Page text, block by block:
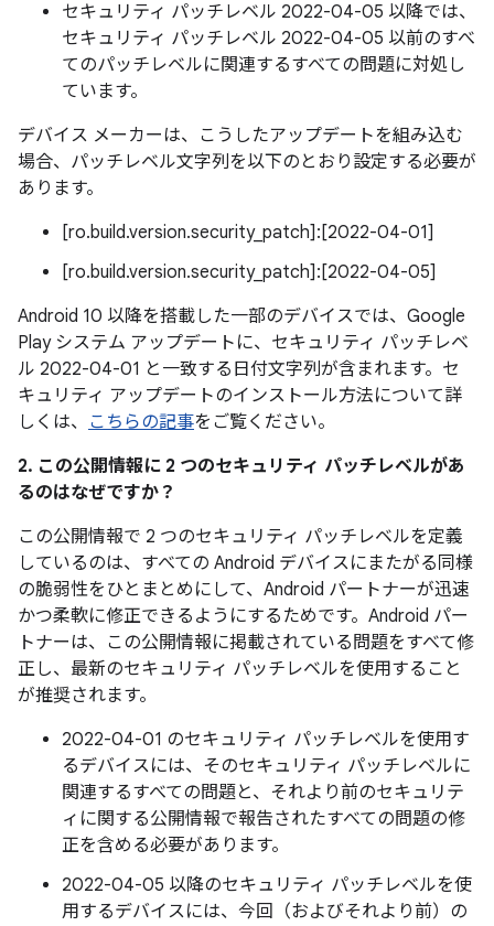
セキュリティ パッチレベル 2022-04-05 以降では、
セキュリティ パッチレベル 2022-04-05 以前のすべ
てのパッチレベルに関連するすべての問題に対処し
ています。
デバイス メーカーは、こうしたアップデートを組み込む
場合、パッチレベル文字列を以下のとおり設定する必要が
あります。
[ro.build.version.security_patch]:[2022-04-01]
[ro.build.version.security_patch]:[2022-04-05]
Android 10 以降を搭載した一部のデバイスでは、Google
Play システム アップデートに、セキュリティ パッチレベ
ル 2022-04-01 と一致する日付文字列が含まれます。セ
キュリティ アップデートのインストール方法について詳
しくは、 こちらの記事をご覧ください。
2. この公開情報に 2 つのセキュリティ パッチレベルがあ
るのはなぜですか？
この公開情報で 2 つのセキュリティ パッチレベルを定義
しているのは、すべての Android デバイスにまたがる同様
の脆弱性をひとまとめにして、Android パートナーが迅速
かつ柔軟に修正できるようにするためです。Android パー
トナーは、この公開情報に掲載されている問題をすべて修
正し、最新のセキュリティ パッチレベルを使用すること
が推奨されます。
2022-04-01 のセキュリティ パッチレベルを使用す
るデバイスには、そのセキュリティ パッチレベルに
関連するすべての問題と、それより前のセキュリテ
ィに関する公開情報で報告されたすべての問題の修
正を含める必要があります。
2022-04-05 以降のセキュリティ パッチレベルを使
用するデバイスには、今回（およびそれより前）の